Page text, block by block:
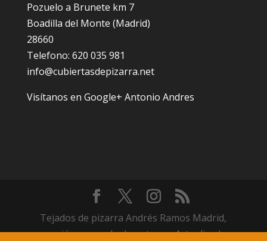
Pozuelo a Brunete km 7
Boadilla del Monte (Madrid)
28660
Telefono: 620 035 981
info@cubiertasdepizarra.net
Visítanos en Google+ Antonio Andres
Tejados de pizarra Andrés Ramos Madrid,
reparación y arreglo de goteras -Actualizada en